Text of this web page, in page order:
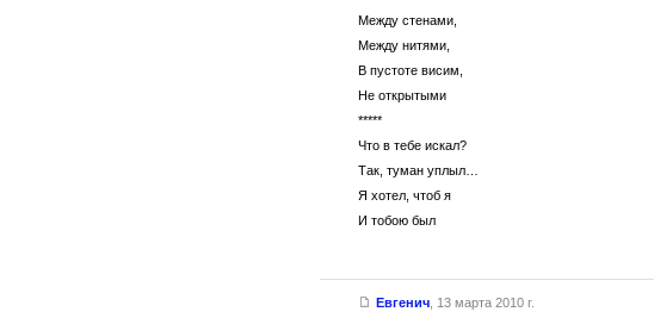
Между стенами,
Между нитями,
В пустоте висим,
Не открытыми
*****
Что в тебе искал?
Так, туман уплыл…
Я хотел, чтоб я
И тобою был
Евгенич, 13 марта 2010 г.